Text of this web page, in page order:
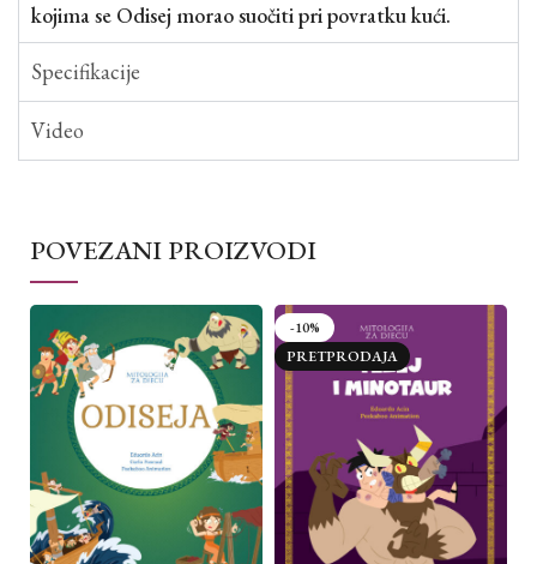
kojima se Odisej morao suočiti pri povratku kući.
Specifikacije
Video
POVEZANI PROIZVODI
-10%
PRETPRODAJA